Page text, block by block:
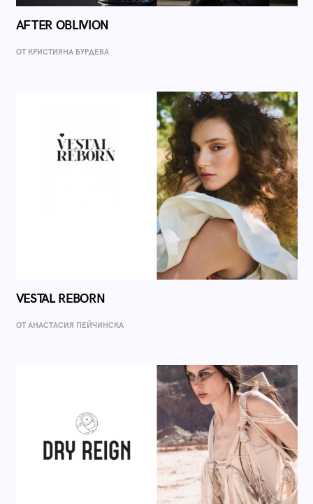
AFTER OBLIVION
ОТ КРИСТИЯНА БУРДЕВА
VESTAL REBORN
ОТ AНАСТАСИЯ ПЕЙЧИНСКА